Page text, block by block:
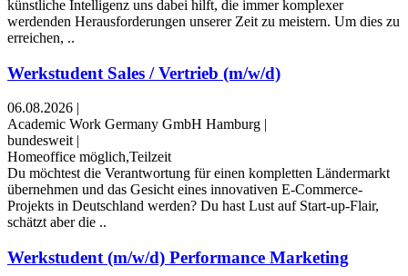
künstliche Intelligenz uns dabei hilft, die immer komplexer
werdenden Herausforderungen unserer Zeit zu meistern. Um dies zu
erreichen, ..
Werkstudent Sales / Vertrieb (m/w/d)
06.08.2026 |
Academic Work Germany GmbH Hamburg |
bundesweit |
Homeoffice möglich,Teilzeit
Du möchtest die Verantwortung für einen kompletten Ländermarkt
übernehmen und das Gesicht eines innovativen E-Commerce-
Projekts in Deutschland werden? Du hast Lust auf Start-up-Flair,
schätzt aber die ..
Werkstudent (m/w/d) Performance Marketing